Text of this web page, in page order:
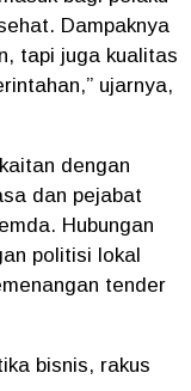
Dampaknya
tapi juga kualitas
ujarnya,
dengan
dan pejabat
Hubungan
politisi lokal
tender
bisnis, rakus